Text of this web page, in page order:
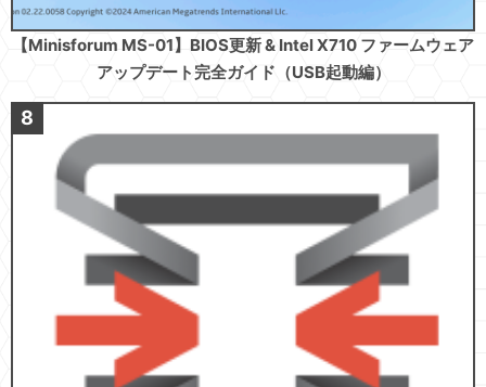
【Minisforum MS-01】BIOS更新 & Intel X710 ファームウェア
アップデート完全ガイド（USB起動編）